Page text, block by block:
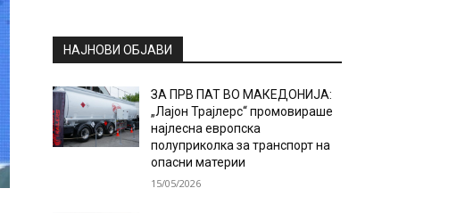
НАЈНОВИ ОБЈАВИ
ЗА ПРВ ПАТ ВО МАКЕДОНИЈА:
„Лајон Трајлерс“ промовираше
најлесна европска
полуприколка за транспорт на
опасни материи
15/05/2026